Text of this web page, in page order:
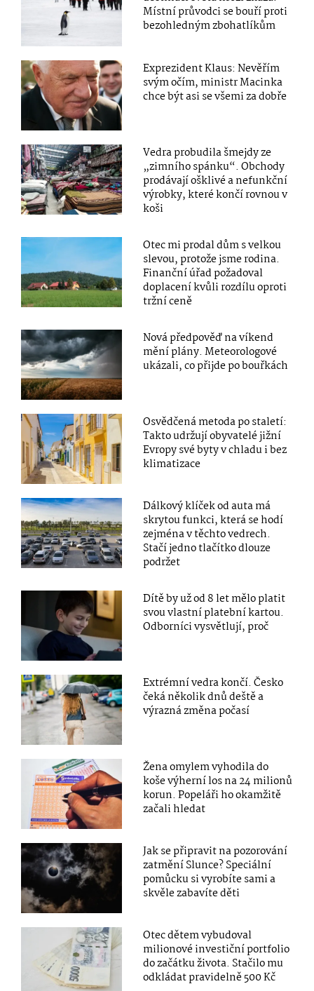
Místní průvodci se bouří proti
bezohledným zbohatlíkům
Exprezident Klaus: Nevěřím
svým očím, ministr Macinka
chce být asi se všemi za dobře
Vedra probudila šmejdy ze
„zimního spánku“. Obchody
prodávají ošklivé a nefunkční
výrobky, které končí rovnou v
koši
Otec mi prodal dům s velkou
slevou, protože jsme rodina.
Finanční úřad požadoval
doplacení kvůli rozdílu oproti
tržní ceně
Nová předpověď na víkend
mění plány. Meteorologové
ukázali, co přijde po bouřkách
Osvědčená metoda po staletí:
Takto udržují obyvatelé jižní
Evropy své byty v chladu i bez
klimatizace
Dálkový klíček od auta má
skrytou funkci, která se hodí
zejména v těchto vedrech.
Stačí jedno tlačítko dlouze
podržet
Dítě by už od 8 let mělo platit
svou vlastní platební kartou.
Odborníci vysvětlují, proč
Extrémní vedra končí. Česko
čeká několik dnů deště a
výrazná změna počasí
Žena omylem vyhodila do
koše výherní los na 24 milionů
korun. Popeláři ho okamžitě
začali hledat
Jak se připravit na pozorování
zatmění Slunce? Speciální
pomůcku si vyrobíte sami a
skvěle zabavíte děti
Otec dětem vybudoval
milionové investiční portfolio
do začátku života. Stačilo mu
odkládat pravidelně 500 Kč